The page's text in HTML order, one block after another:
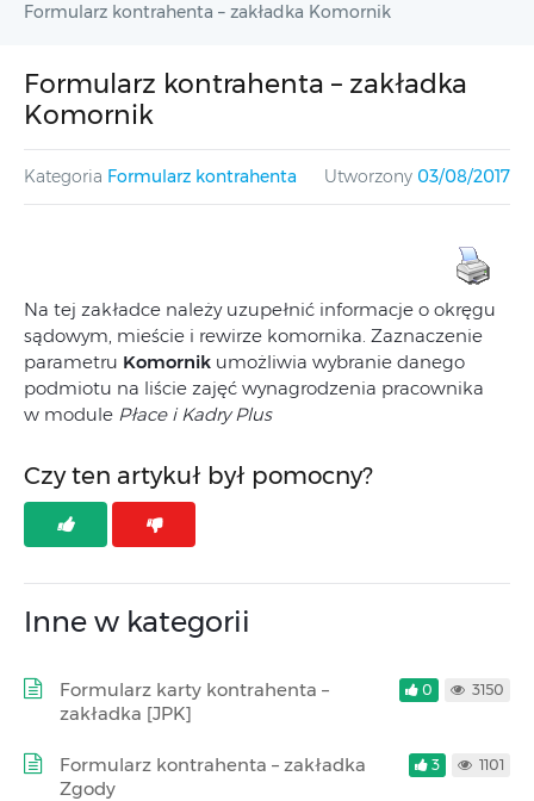
Formularz kontrahenta – zakładka Komornik
Formularz kontrahenta – zakładka
Komornik
Kategoria Formularz kontrahenta Utworzony 03/08/2017
Na tej zakładce należy uzupełnić informacje o okręgu
sądowym, mieście i rewirze komornika. Zaznaczenie
parametru Komornik umożliwia wybranie danego
podmiotu na liście zajęć wynagrodzenia pracownika
w module Płace i Kadry Plus
Czy ten artykuł był pomocny?
Inne w kategorii
Formularz karty kontrahenta –
zakładka [JPK]
0 3150
Formularz kontrahenta – zakładka
Zgody
3 1101